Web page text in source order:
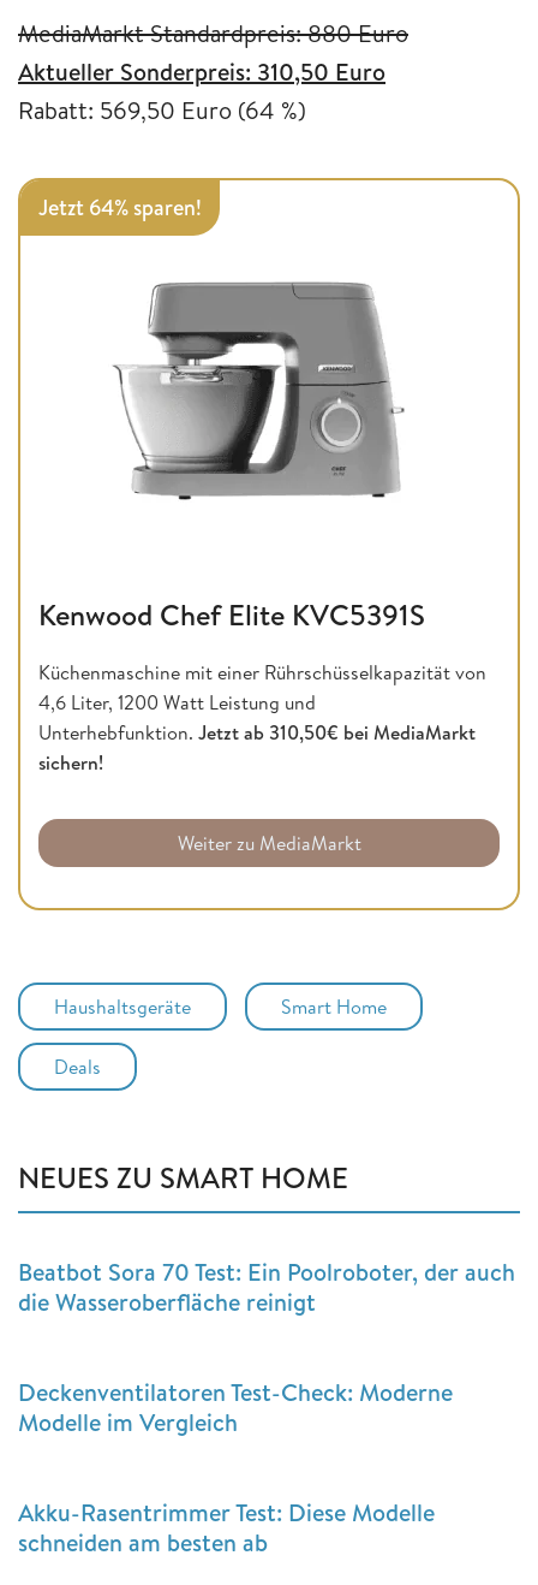
MediaMarkt Standardpreis: 880 Euro
Aktueller Sonderpreis: 310,50 Euro
Rabatt: 569,50 Euro (64 %)
Jetzt 64% sparen!
Kenwood Chef Elite KVC5391S
Küchenmaschine mit einer Rührschüsselkapazität von
4,6 Liter, 1200 Watt Leistung und
Unterhebfunktion. Jetzt ab 310,50€ bei MediaMarkt
sichern!
Weiter zu MediaMarkt
Haushaltsgeräte Smart Home
Deals
NEUES ZU SMART HOME
Beatbot Sora 70 Test: Ein Poolroboter, der auch
die Wasseroberfläche reinigt
Deckenventilatoren Test-Check: Moderne
Modelle im Vergleich
Akku-Rasentrimmer Test: Diese Modelle
schneiden am besten ab